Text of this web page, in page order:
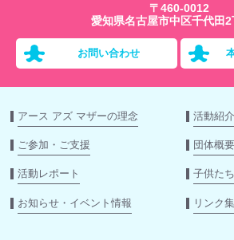
〒460-0012
愛知県名古屋市中区千代田
お問い合わせ
アース アズ マザーの理念 活動紹介
ご参加・ご支援 団体概要
活動レポート 子供た
お知らせ・イベント情報 リンク集